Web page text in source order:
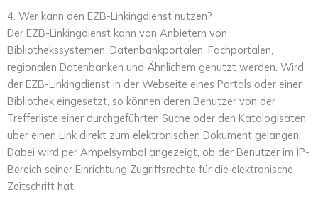
4. Wer kann den EZB-Linkingdienst nutzen?
Der EZB-Linkingdienst kann von Anbietern von
Bibliothekssystemen, Datenbankportalen, Fachportalen,
regionalen Datenbanken und Ähnlichem genutzt werden. Wird
der EZB-Linkingdienst in der Webseite eines Portals oder einer
Bibliothek eingesetzt, so können deren Benutzer von der
Trefferliste einer durchgeführten Suche oder den Katalogisaten
über einen Link direkt zum elektronischen Dokument gelangen.
Dabei wird per Ampelsymbol angezeigt, ob der Benutzer im IP-
Bereich seiner Einrichtung Zugriffsrechte für die elektronische
Zeitschrift hat.